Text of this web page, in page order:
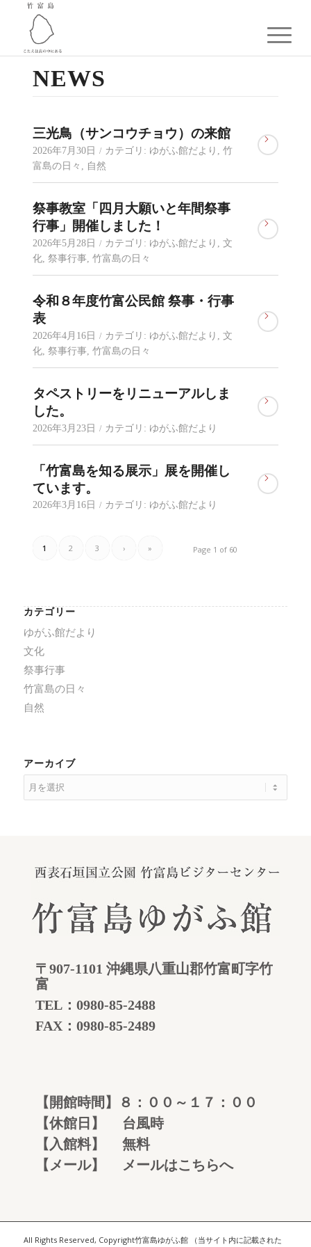
NEWS
三光鳥（サンコウチョウ）の来館
2026年7月30日 / カテゴリ: ゆがふ館だより
竹
富島の日々
自然
祭事教室「四月大願いと年間祭事
行事」開催しました！
2026年5月28日 / カテゴリ: ゆがふ館だより
文
化, 祭事行事, 竹富島の日々
令和８年度竹富公民館 祭事・行事
表
2026年4月16日 / カテゴリ: ゆがふ館だより
文
化, 祭事行事, 竹富島の日々
タペストリーをリニューアルしま
した。
2026年3月23日 / カテゴリ: ゆがふ館だより
「竹富島を知る展示」展を開催し
ています。
2026年3月16日 / カテゴリ: ゆがふ館だより
Page 1 of 60
1 2 3 › »
カテゴリー
ゆがふ館だより
文化
祭事行事
竹富島の日々
自然
アーカイブ
〒907-1101 沖縄県八重山郡竹富町字竹
富
TEL：0980-85-2488
FAX：0980-85-2489
【開館時間】８：００～１７：００
【休館日】 台風時
【入館料】 無料
【メール】
メールはこちらへ
All Rights Reserved, Copyright竹富島ゆがふ館 （当サイト内に記載された